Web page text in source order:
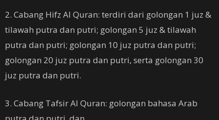
2. Cabang Hifz Al Quran: terdiri dari golongan 1 juz &
tilawah putra dan putri; golongan 5 juz & tilawah
putra dan putri; golongan 10 juz putra dan putri;
golongan 20 juz putra dan putri, serta golongan 30
juz putra dan putri.
3. Cabang Tafsir Al Quran: golongan bahasa Arab